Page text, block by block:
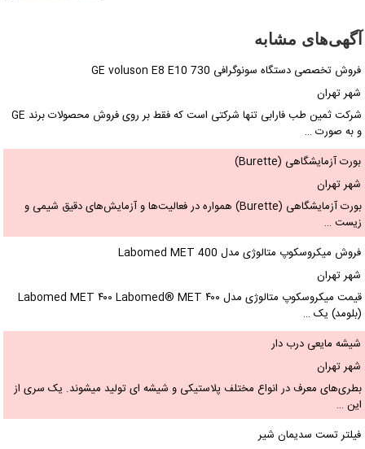
آگهی‌های مشابه
فروش تخصصی دستگاه سونوگرافی GE voluson E8 E10 730
شهر تهران
شرکت ثمین طب فارابی تنها شرکتی است که فقط بر روی فروش محصولات برند GE
و به صورت …
بورت آزمایشگاهی (Burette)
شهر تهران
بورت آزمایشگاهی (Burette) همواره در فعالیت‌ها و آزمایش‌های دقیق شیمی و
زیست …
فروش میکروسکوپ متالوژی مدل Labomed MET 400
شهر تهران
قیمت میکروسکوپ متالوژی مدل Labomed MET ۴۰۰ Labomed® MET ۴۰۰
(بلومد) یک …
شیشه مایعی درب دار
شهر تهران
بطری‌های معرف در انواع مختلف پلاستیکی و شیشه ای تولید میشوند. یک سری از
این …
فیلتر تست سدیمان شیر